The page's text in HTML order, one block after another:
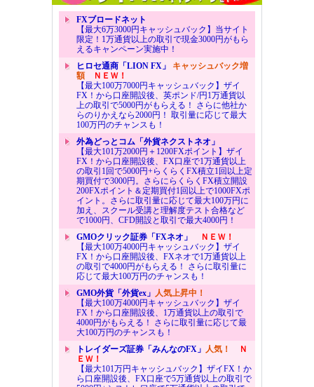
FXブロードネット
【最大6万3000円キャッシュバック】当サイト
限定！1万通貨以上の取引で現金3000円がもら
えるキャンペーン実施中！
ヒロセ通商「LION FX」 キャッシュバック増
額ＮＥＷ！
【最大100万7000円キャッシュバック】ザイ
FX！から口座開設後、英ポンド/円1万通貨以
上の取引で5000円がもらえる！ さらに他社か
らのりかえなら2000円！ 取引量に応じて最大
100万円のチャンスも！
外為どっとコム「外貨ネクストネオ」
【最大101万2000円＋1200FXポイント】ザイ
FX！から口座開設後、FX口座で1万通貨以上
の取引1回で5000円+らくらくFX積立1回以上定
期買付で3000円。さらにらくらくFX積立開設
200FXポイント＆定期買付1回以上で1000FXポ
イント。さらに取引量に応じて最大100万円に
加え、スクール受講と理解度テスト合格など
で1000円、CFD開設と取引で最大4000円！
GMOクリック証券「FXネオ」
ＮＥＷ！
【最大100万4000円キャッシュバック】ザイ
FX！から口座開設後、FXネオで1万通貨以上
の取引で4000円がもらえる！ さらに取引量に
応じて最大100万円のチャンスも！
GMO外貨「外貨ex」 人気上昇中！
【最大100万4000円キャッシュバック】ザイ
FX！から口座開設後、1万通貨以上の取引で
4000円がもらえる！ さらに取引量に応じて最
大100万円のチャンスも！
トレイダーズ証券「みんなのFX」 人気！
Ｎ
ＥＷ！
【最大101万円キャッシュバック】ザイFX！か
ら口座開設後、FX口座で5万通貨以上の取引で